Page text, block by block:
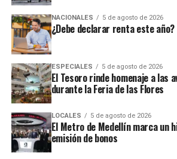
NACIONALES 5 de agosto de 2026
¿Debe declarar renta este año?
ESPECIALES 5 de agosto de 2026
El Tesoro rinde homenaje a las
durante la Feria de las Flores
LOCALES 5 de agosto de 2026
El Metro de Medellín marca un
emisión de bonos